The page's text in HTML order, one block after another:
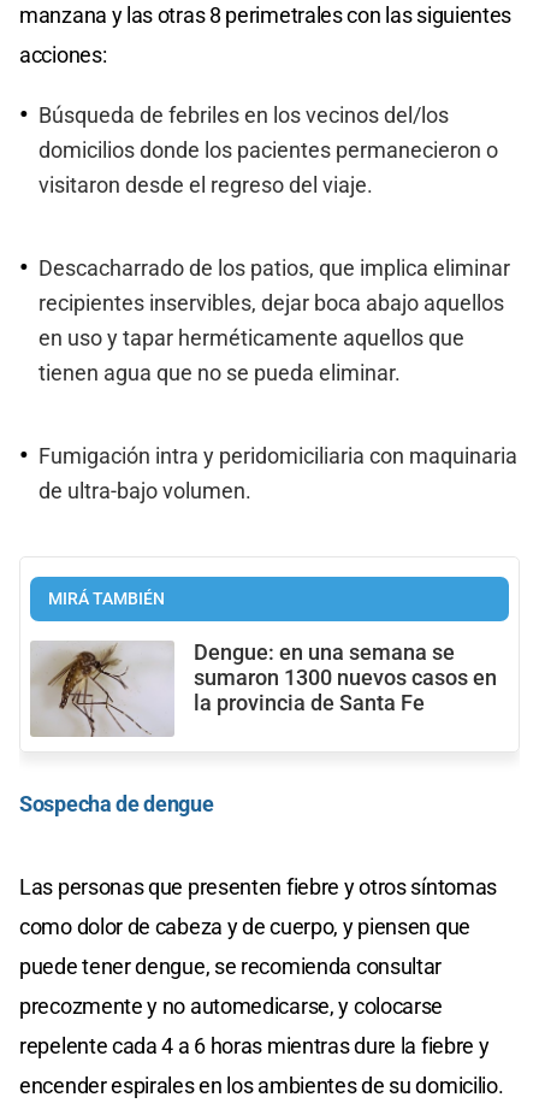
manzana y las otras 8 perimetrales con las siguientes
acciones:
Búsqueda de febriles en los vecinos del/los
domicilios donde los pacientes permanecieron o
visitaron desde el regreso del viaje.
Descacharrado de los patios, que implica eliminar
recipientes inservibles, dejar boca abajo aquellos
en uso y tapar herméticamente aquellos que
tienen agua que no se pueda eliminar.
Fumigación intra y peridomiciliaria con maquinaria
de ultra-bajo volumen.
MIRÁ TAMBIÉN
Dengue: en una semana se
sumaron 1300 nuevos casos en
la provincia de Santa Fe
Sospecha de dengue
Las personas que presenten fiebre y otros síntomas
como dolor de cabeza y de cuerpo, y piensen que
puede tener dengue, se recomienda consultar
precozmente y no automedicarse, y colocarse
repelente cada 4 a 6 horas mientras dure la fiebre y
encender espirales en los ambientes de su domicilio.